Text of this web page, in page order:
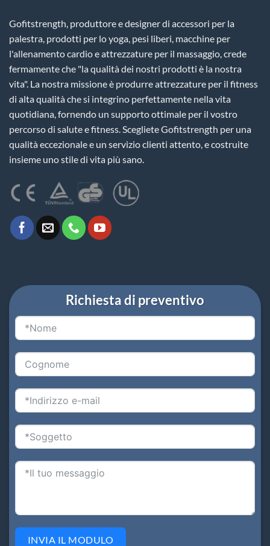
Gofitstrength, produttore e designer di accessori per la
palestra, prodotti per lo yoga, pesi liberi, macchine per
l'allenamento cardio e attrezzature per il massaggio, crede
fermamente che "la qualità dei nostri prodotti è la nostra
vita". La nostra missione è produrre attrezzature per il fitness
di alta qualità che si integrino perfettamente nella vita
quotidiana, fornendo un supporto ottimale per il vostro
percorso di salute e fitness. Scegliete Gofitstrength per una
qualità eccezionale e un servizio clienti attento, e costruite
insieme uno stile di vita più sano.
Richiesta di preventivo
INVIA IL MODULO